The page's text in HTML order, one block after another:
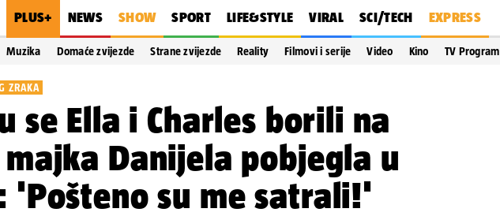
PLUS+ NEWS SHOW SPORT LIFE&STYLE VIRAL SCI/TECH EXPRESS
Muzika Domaće zvijezde Strane zvijezde Reality Filmovi i serije Video Kino TV Program
ZRAKA
se Ella i Charles borili na
Danijela pobjegla u
'Pošteno su me satrali!'